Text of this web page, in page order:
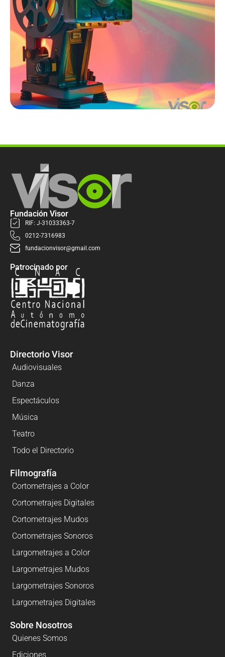
Fundación Visor
RIF: J-31033363-7
0212-7316983
fundacionvisor@gmail.com
Patrocinado por
Directorio Visor
Audiovisuales
Danza
Espectáculos
Música
Teatro
Todo el Directorio
Filmografía
Cortometrajes a Color
Cortometrajes Digitales
Cortometrajes Mudos
Cortometrajes Sonoros
Largometrajes a Color
Largometrajes Mudos
Largometrajes Sonoros
Largometrajes Digitales
Sobre Nosotros
Quienes Somos
Ediciones